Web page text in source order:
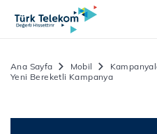
Ana Sayfa Mobil
Yeni Bereketli Kampanya